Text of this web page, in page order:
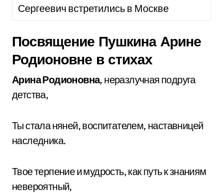
Сергеевич встретились в Москве
Посвящение Пушкина Арине
Родионовне в стихах
Арина Родионовна, неразлучная подруга
детства,
Ты стала няней, воспитателем, наставницей
наследника.
Твое терпение и мудрость, как путь к знаниям
невероятный,